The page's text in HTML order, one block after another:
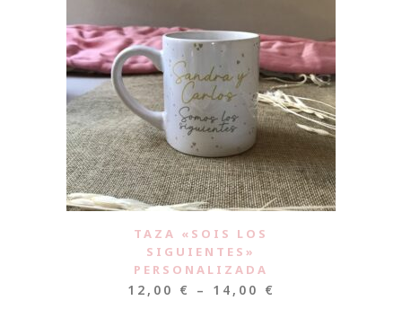
TAZA «SOIS LOS
SIGUIENTES»
PERSONALIZADA
12,00 € – 14,00 €